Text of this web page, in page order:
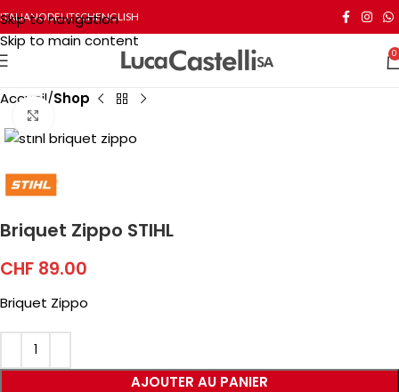
Skip to navigation
Skip to main content
ITALIANODEUTSCHENGLISH
0
Accueil Shop
Briquet Zippo STIHL
CHF 89.00
Briquet Zippo
AJOUTER AU PANIER